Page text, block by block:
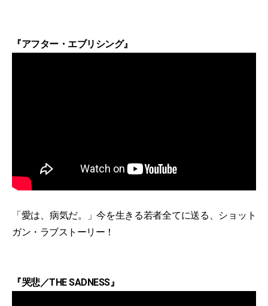
『アフター・エブリシング』
「愛は、病気だ。」今を生きる若者全てに送る、ショット
ガン・ラブストーリー！
『哭悲／THE SADNESS』